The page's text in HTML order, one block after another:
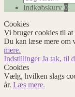
efter:
Indkøbskurv 0
Cookies
Vi bruger cookies til at
Du kan læse mere om
mere.
IndstillingerJa tak, til
Cookies
Vælg, hvilken slags
år. Læs mere.